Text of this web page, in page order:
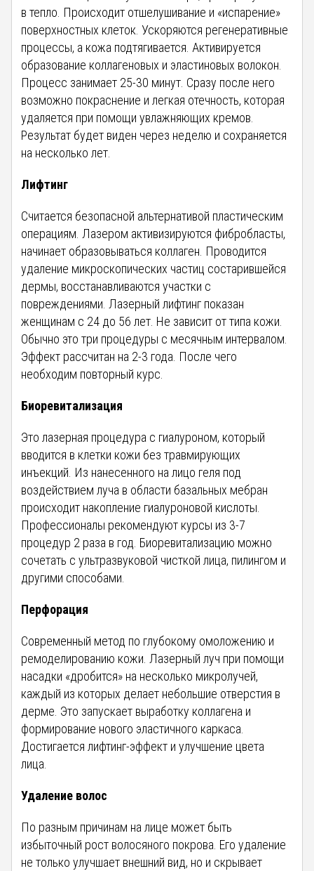
в тепло. Происходит отшелушивание и «испарение»
поверхностных клеток. Ускоряются регенеративные
процессы, а кожа подтягивается. Активируется
образование коллагеновых и эластиновых волокон.
Процесс занимает 25-30 минут. Сразу после него
возможно покраснение и легкая отечность, которая
удаляется при помощи увлажняющих кремов.
Результат будет виден через неделю и сохраняется
на несколько лет.
Лифтинг
Считается безопасной альтернативой пластическим
операциям. Лазером активизируются фибробласты,
начинает образовываться коллаген. Проводится
удаление микроскопических частиц состарившейся
дермы, восстанавливаются участки с
повреждениями. Лазерный лифтинг показан
женщинам с 24 до 56 лет. Не зависит от типа кожи.
Обычно это три процедуры с месячным интервалом.
Эффект рассчитан на 2-3 года. После чего
необходим повторный курс.
Биоревитализация
Это лазерная процедура с гиалуроном, который
вводится в клетки кожи без травмирующих
инъекций. Из нанесенного на лицо геля под
воздействием луча в области базальных мебран
происходит накопление гиалуроновой кислоты.
Профессионалы рекомендуют курсы из 3-7
процедур 2 раза в год. Биоревитализацию можно
сочетать с ультразвуковой чисткой лица, пилингом и
другими способами.
Перфорация
Современный метод по глубокому омоложению и
ремоделированию кожи. Лазерный луч при помощи
насадки «дробится» на несколько микролучей,
каждый из которых делает небольшие отверстия в
дерме. Это запускает выработку коллагена и
формирование нового эластичного каркаса.
Достигается лифтинг-эффект и улучшение цвета
лица.
Удаление волос
По разным причинам на лице может быть
избыточный рост волосяного покрова. Его удаление
не только улучшает внешний вид, но и скрывает